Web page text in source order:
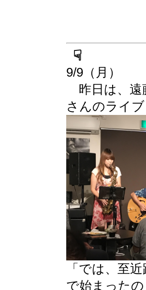
☟
9/9（月）
昨日は、遠
さんのライ
「では、至
で始まった